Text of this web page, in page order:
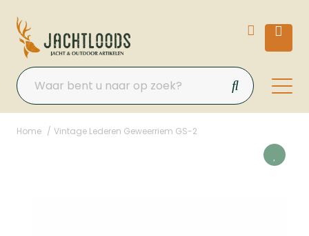
Home Vintage Lederen Geweerriem GS-2